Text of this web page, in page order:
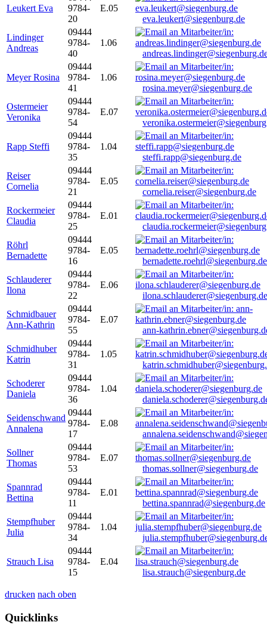
Leukert Eva
9784-
20
E.05
eva.leukert@siegenburg.de
Lindinger
Andreas
09444
9784-
40
1.06
Meyer Rosina
09444
9784-
41
1.06
rosina.meyer@siegenburg.de
Ostermeier
Veronika
09444
9784-
54
E.07
Rapp Steffi
09444
9784-
35
1.04
steffi.rapp@siegenburg.de
Reiser
Cornelia
09444
9784-
21
E.05
cornelia.reiser@siegenburg.de
Rockermeier
Claudia
09444
9784-
25
E.01
Röhrl
Bernadette
09444
9784-
16
E.05
bernadette.roehrl@siegenburg.de
Schlauderer
Ilona
09444
9784-
22
E.06
ilona.schlauderer@siegenburg.de
Schmidbauer
Ann-Kathrin
09444
9784-
55
E.07
ann-
Schmidhuber
Katrin
09444
9784-
31
1.05
Schoderer
Daniela
09444
9784-
36
1.04
Seidenschwand
Annalena
09444
9784-
17
E.08
Sollner
Thomas
09444
9784-
53
E.07
thomas.sollner@siegenburg.de
Spannrad
Bettina
09444
9784-
11
E.01
bettina.spannrad@siegenburg.de
Stempfhuber
Julia
09444
9784-
34
1.04
Strauch Lisa
09444
9784-
15
E.04
lisa.strauch@siegenburg.de
drucken nach oben
Quicklinks